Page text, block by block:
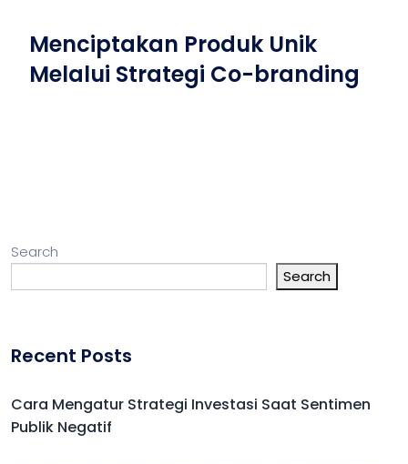
Menciptakan Produk Unik
Melalui Strategi Co-branding
Search
Search
Recent Posts
Cara Mengatur Strategi Investasi Saat Sentimen
Publik Negatif